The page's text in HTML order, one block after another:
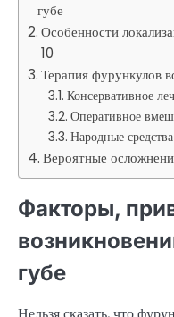
губе
Особенности
10
Терапия фурункулов
Консервативное
Оперативное
Народные средства
Вероятные
Факторы,
губе